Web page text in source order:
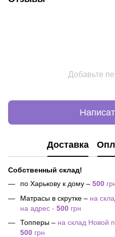
Добавьте
Доставка
Собственный склад!
по Харькову к дому – 500
Матрасы в скрутке – на
на адрес - 500 грн
Топперы – на склад Новой
500 грн